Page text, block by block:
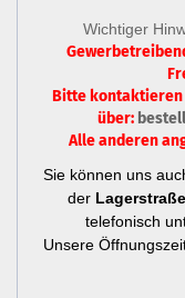
Wichtiger
Bitte
über:
Alle anderen
Sie können uns
der
telefonisch
Unsere